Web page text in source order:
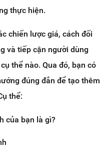
thực hiện.
chiến lược giá, cách đối
và tiếp cận người dùng
thể nào. Qua đó, bạn có
đúng đắn để tạo thêm
thể:
của bạn là gì?